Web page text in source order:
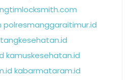
polresmanggaraitimur.id
kamuskesehatan.id
kabarmataram.id